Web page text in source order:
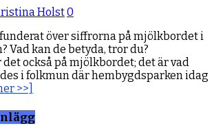
Holst0
över siffrorna på mjölkbordet i
Vad kan de betyda, tror du?
det också på mjölkbordet; det är vad
i folkmun där hembygdsparken idag
>>]